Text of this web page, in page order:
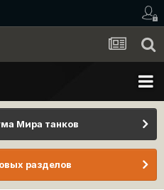
Мира танков
разделов